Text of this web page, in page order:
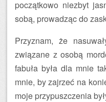
początkowo niezbyt
sobą, prowadząc do
Przyznam, że
związane z osobą
fabuła była dla mnie
mnie, by zajrzeć na
moje przypuszczenia